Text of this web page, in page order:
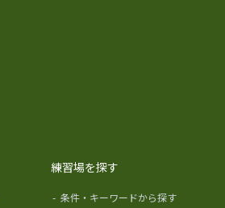
練習場を探す
- 条件・キーワードから探す